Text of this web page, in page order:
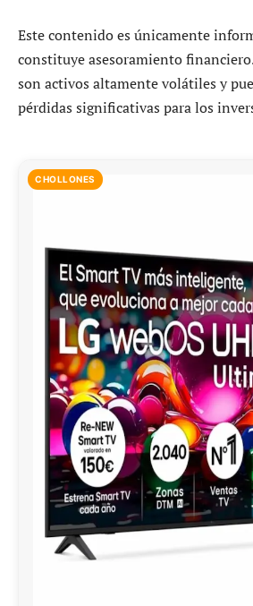
Este contenido es únicamente
constituye asesoramiento
son activos altamente volátiles y
pérdidas significativas para los
CHOLLONES